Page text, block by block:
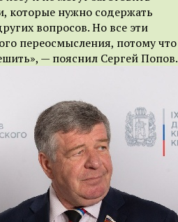
которые нужно содержать
вопросов. Но все эти
переосмысления, потому что
— пояснил Сергей Попов.